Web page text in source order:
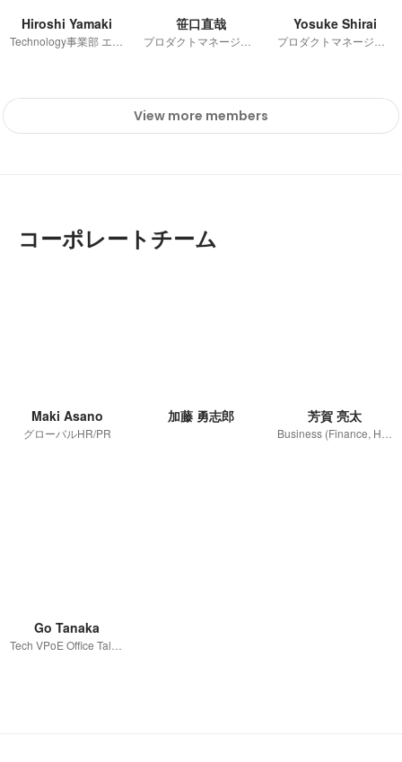
Hiroshi Yamaki 笹口直哉 Yosuke Shirai
View more members
コーポレートチーム
Maki Asano
グローバルHR/PR
加藤 勇志郎 芳賀 亮太
Go Tanaka